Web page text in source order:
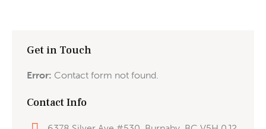
Get in Touch
Error: Contact form not found.
Contact Info